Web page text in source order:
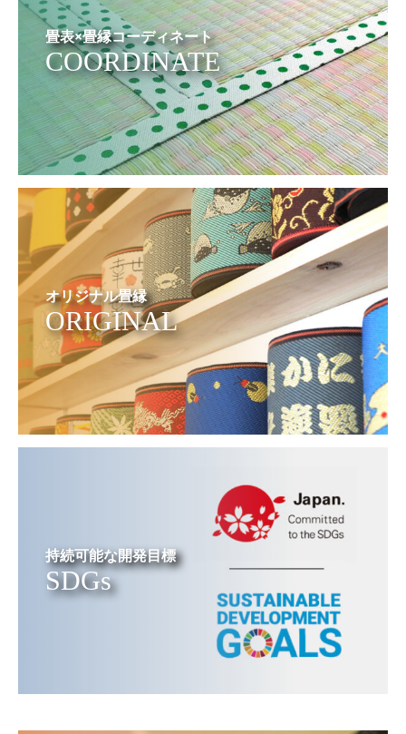
畳表×畳縁コーディネート
COORDINATE
オリジナル畳縁
ORIGINAL
持続可能な開発目標
SDGs